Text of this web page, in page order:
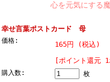
心を元気にする魔法の
幸せ言葉ポストカード 母
価格:
165円 (税込)
[ポイント還元
購入数: 枚